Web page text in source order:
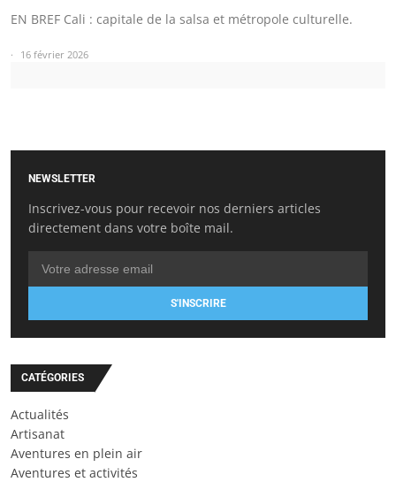
EN BREF Cali : capitale de la salsa et métropole culturelle.
16 février 2026
NEWSLETTER
Inscrivez-vous pour recevoir nos derniers articles
directement dans votre boîte mail.
S'INSCRIRE
CATÉGORIES
Actualités
Artisanat
Aventures en plein air
Aventures et activités